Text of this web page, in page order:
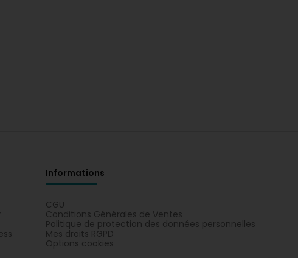
Informations
CGU
Conditions Générales de Ventes
Politique de protection des données personnelles
Mes droits RGPD
Options cookies